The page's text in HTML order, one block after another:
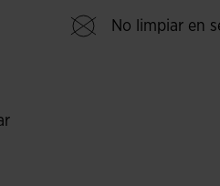
No limpiar en